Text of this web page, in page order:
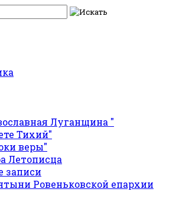
Луганщина "
Тихий"
веры"
Летописца
записи
Ровеньковской епархии